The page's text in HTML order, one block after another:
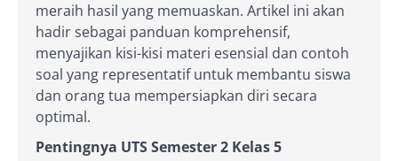
meraih hasil yang memuaskan. Artikel ini akan
hadir sebagai panduan komprehensif,
menyajikan kisi-kisi materi esensial dan contoh
soal yang representatif untuk membantu siswa
dan orang tua mempersiapkan diri secara
optimal.
Pentingnya UTS Semester 2 Kelas 5